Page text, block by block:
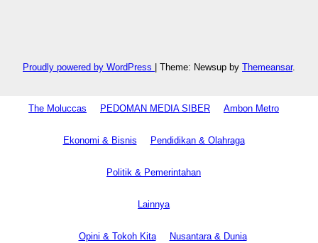
Proudly powered by WordPress Theme: Newsup by Themeansar.
The Moluccas PEDOMAN MEDIA SIBER Ambon Metro
Ekonomi & Bisnis Pendidikan & Olahraga
Politik & Pemerintahan
Lainnya
Opini & Tokoh Kita Nusantara & Dunia